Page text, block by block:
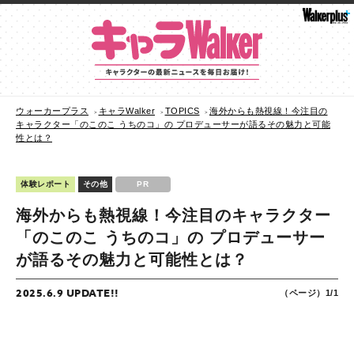
ウォーカープラス キャラWalker TOPICS
海外からも熱視線！今注目の
キャラクター「のこのこ うちのコ」の プロデューサーが語るその魅力と可能
性とは？
体験レポート その他 PR
海外からも熱視線！今注目のキャラクター
「のこのこ うちのコ」の プロデューサー
が語るその魅力と可能性とは？
2025.6.9 UPDATE!! （ページ）1/1